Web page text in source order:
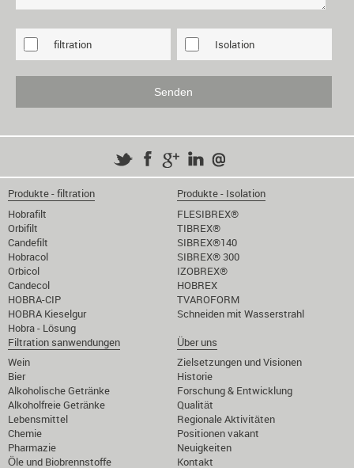
filtration Isolation
Produkte - filtration
Hobrafilt
Orbifilt
Candefilt
Hobracol
Orbicol
Candecol
HOBRA-CIP
HOBRA Kieselgur
Hobra - Lösung
Produkte - Isolation
FLESIBREX®
TIBREX®
SIBREX®140
SIBREX® 300
IZOBREX®
HOBREX
TVAROFORM
Schneiden mit Wasserstrahl
Filtration sanwendungen
Wein
Bier
Alkoholische Getränke
Alkoholfreie Getränke
Lebensmittel
Chemie
Pharmazie
Öle und Biobrennstoffe
Über uns
Zielsetzungen und Visionen
Historie
Forschung & Entwicklung
Qualität
Regionale Aktivitäten
Positionen vakant
Neuigkeiten
Kontakt